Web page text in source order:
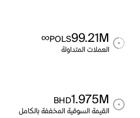
99.21M
POLS
∞
العملات المتداولة
1.975M
BHD
القيمة السوقية المخففة بالكامل